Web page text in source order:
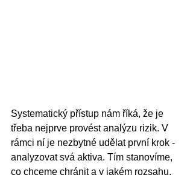
Systematický přístup nám říká, že je
třeba nejprve provést analýzu rizik. V
rámci ní je nezbytné udělat první krok -
analyzovat svá aktiva. Tím stanovíme,
co chceme chránit a v jakém rozsahu.